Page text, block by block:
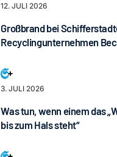
12. JULI 2026
Großbrand bei
Recyclingunternehmen
3. JULI 2026
Was tun, wenn einem das
bis zum Hals steht“